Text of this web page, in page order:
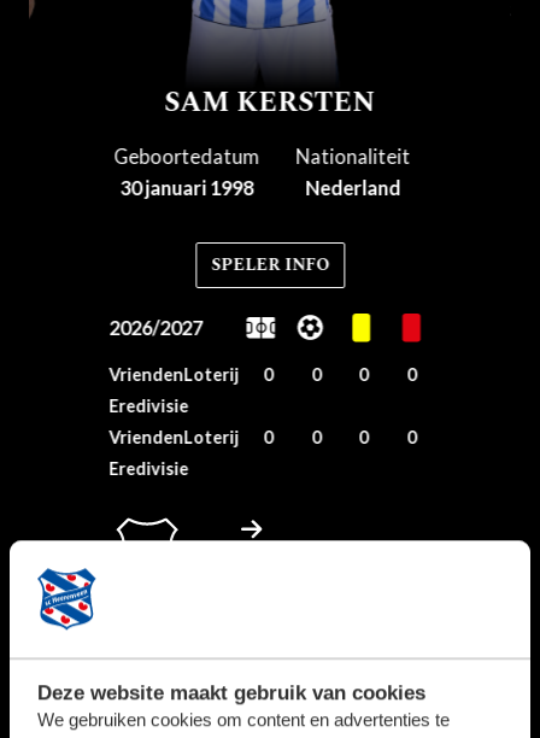
Deze website maakt gebruik van cookies
We gebruiken cookies om content en advertenties te
SAM KERSTEN
Geboortedatum
30 januari 1998
Nationaliteit
Nederland
SPELER INFO
2026/2027
VriendenLoterij
Eredivisie
0 0 0 0
VriendenLoterij
Eredivisie
0 0 0 0